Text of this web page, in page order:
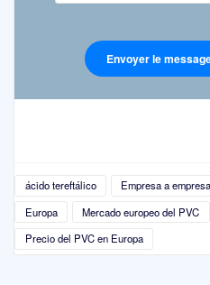
ácido tereftálico Empresa a empresa
Europa
Mercado europeo del PVC
Precio del PVC en Europa